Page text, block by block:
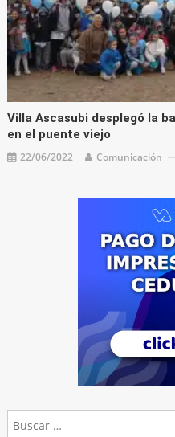
Villa Ascasubi desplegó la
en el puente viejo
22/06/2022 Comunicación